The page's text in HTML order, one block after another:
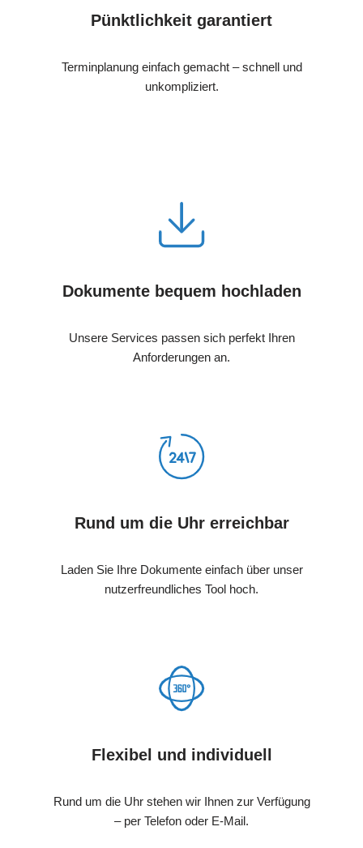
Pünktlichkeit garantiert
Terminplanung einfach gemacht – schnell und
unkompliziert.
Dokumente bequem hochladen
Unsere Services passen sich perfekt Ihren
Anforderungen an.
Rund um die Uhr erreichbar
Laden Sie Ihre Dokumente einfach über unser
nutzerfreundliches Tool hoch.
Flexibel und individuell
Rund um die Uhr stehen wir Ihnen zur Verfügung
– per Telefon oder E-Mail.